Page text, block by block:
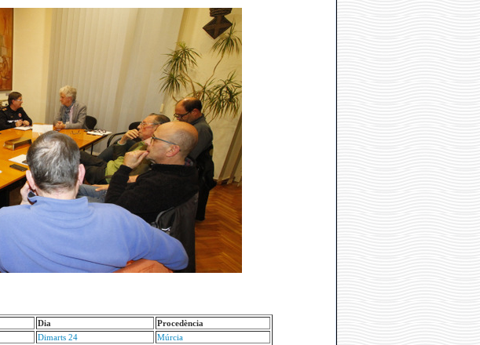
Dia
Procedència
Dimarts 24 Múrcia